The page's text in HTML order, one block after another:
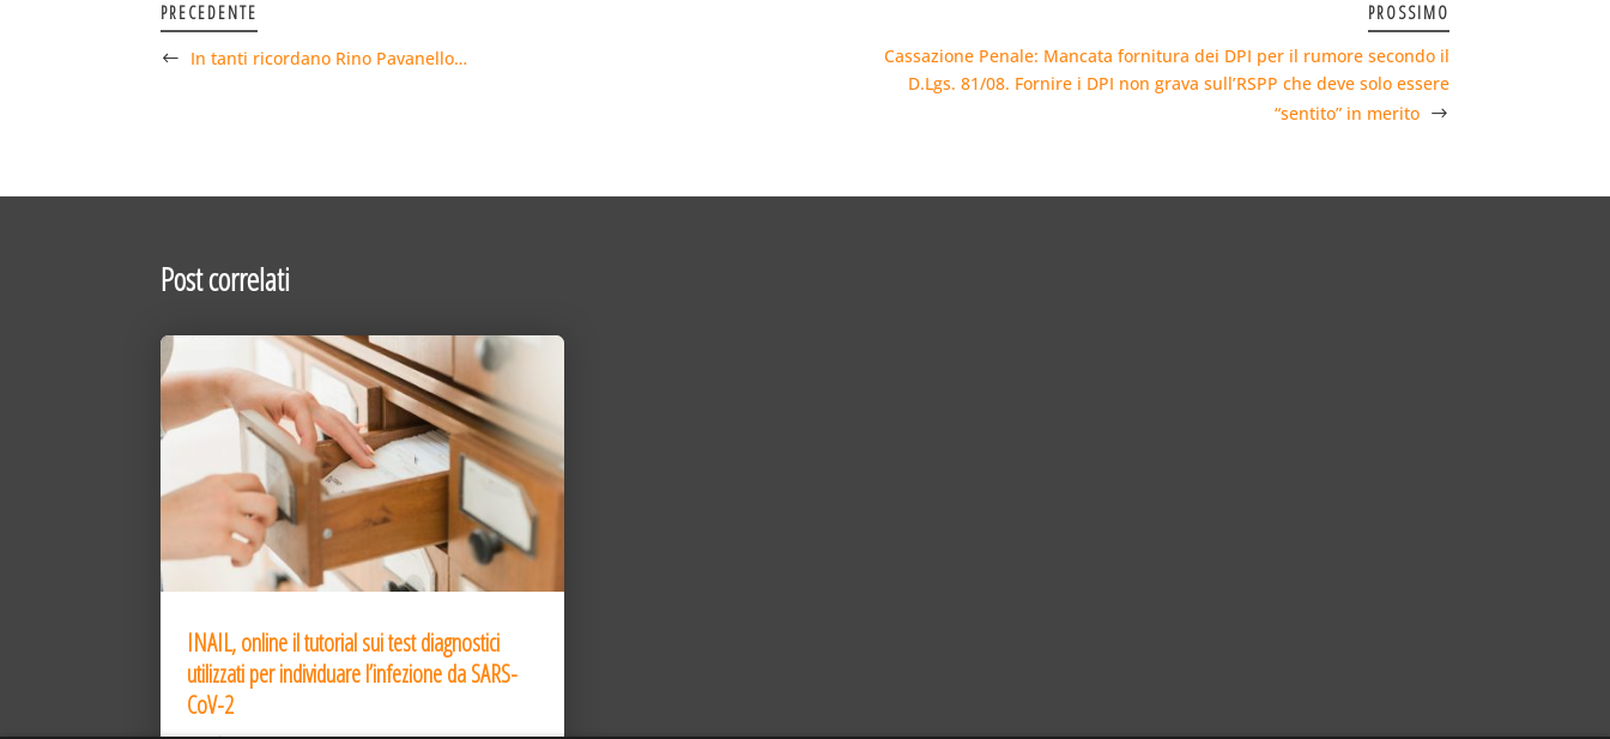
PRECEDENTE
In tanti ricordano Rino Pavanello…
PROSSIMO
Cassazione Penale: Mancata fornitura dei DPI per il rumore secondo il
D.Lgs. 81/08. Fornire i DPI non grava sull’RSPP che deve solo essere
“sentito” in merito
Post correlati
INAIL, online il tutorial sui test diagnostici
utilizzati per individuare l’infezione da SARS-
CoV-2